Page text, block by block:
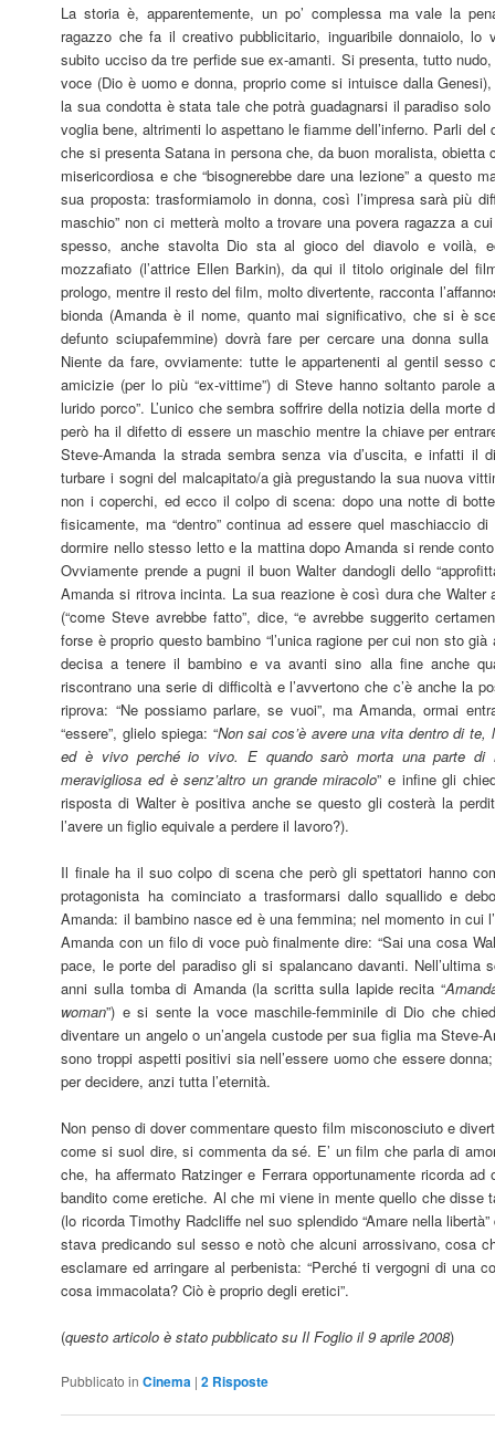
La storia è, apparentemente, un po’ complessa ma vale la
ragazzo che fa il creativo pubblicitario, inguaribile donnaiolo,
subito ucciso da tre perfide sue ex-amanti. Si presenta, tutto
voce (Dio è uomo e donna, proprio come si intuisce dalla
la sua condotta è stata tale che potrà guadagnarsi il paradiso
voglia bene, altrimenti lo aspettano le fiamme dell’inferno. Parli
che si presenta Satana in persona che, da buon moralista,
misericordiosa e che “bisognerebbe dare una lezione” a questo
sua proposta: trasformiamolo in donna, così l’impresa sarà più
maschio” non ci metterà molto a trovare una povera ragazza a
spesso, anche stavolta Dio sta al gioco del diavolo e voilà,
mozzafiato (l’attrice Ellen Barkin), da qui il titolo originale del
prologo, mentre il resto del film, molto divertente, racconta
bionda (Amanda è il nome, quanto mai significativo, che si è
defunto sciupafemmine) dovrà fare per cercare una donna
Niente da fare, ovviamente: tutte le appartenenti al gentil
amicizie (per lo più “ex-vittime”) di Steve hanno soltanto parole
lurido porco”. L’unico che sembra soffrire della notizia della morte
però ha il difetto di essere un maschio mentre la chiave per
Steve-Amanda la strada sembra senza via d’uscita, e infatti il
turbare i sogni del malcapitato/a già pregustando la sua nuova
non i coperchi, ed ecco il colpo di scena: dopo una notte di
fisicamente, ma “dentro” continua ad essere quel maschiaccio
dormire nello stesso letto e la mattina dopo Amanda si rende
Ovviamente prende a pugni il buon Walter dandogli dello
Amanda si ritrova incinta. La sua reazione è così dura che Walter
(“come Steve avrebbe fatto”, dice, “e avrebbe suggerito
forse è proprio questo bambino “l’unica ragione per cui non sto già
decisa a tenere il bambino e va avanti sino alla fine anche
riscontrano una serie di difficoltà e l’avvertono che c’è anche la
riprova: “Ne possiamo parlare, se vuoi”, ma Amanda, ormai
“essere”, glielo spiega: “Non sai cos’è avere una vita dentro di
ed è vivo perché io vivo. E quando sarò morta una parte
meravigliosa ed è senz’altro un grande miracolo” e infine gli
risposta di Walter è positiva anche se questo gli costerà la
l’avere un figlio equivale a perdere il lavoro?).
Il finale ha il suo colpo di scena che però gli spettatori hanno
protagonista ha cominciato a trasformarsi dallo squallido e
Amanda: il bambino nasce ed è una femmina; nel momento in cui
Amanda con un filo di voce può finalmente dire: “Sai una cosa
pace, le porte del paradiso gli si spalancano davanti. Nell’ultima
anni sulla tomba di Amanda (la scritta sulla lapide recita “
woman”) e si sente la voce maschile-femminile di Dio che
diventare un angelo o un’angela custode per sua figlia ma Steve-
sono troppi aspetti positivi sia nell’essere uomo che essere
per decidere, anzi tutta l’eternità.
Non penso di dover commentare questo film misconosciuto e
come si suol dire, si commenta da sé. E’ un film che parla di
che, ha affermato Ratzinger e Ferrara opportunamente ricorda
bandito come eretiche. Al che mi viene in mente quello che disse
(lo ricorda Timothy Radcliffe nel suo splendido “Amare nella
stava predicando sul sesso e notò che alcuni arrossivano, cosa
esclamare ed arringare al perbenista: “Perché ti vergogni di una
cosa immacolata? Ciò è proprio degli eretici”.
(questo articolo è stato pubblicato su Il Foglio il 9 aprile 2008)
Pubblicato in Cinema |2 Risposte